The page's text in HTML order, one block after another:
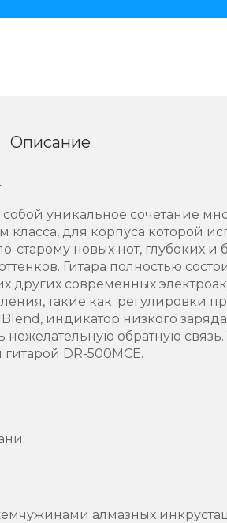
Описание
уникальное сочетание
для корпуса которой
старому новых нот, глубоких и
Гитара полностью
других современных
такие как: регулировки
индикатор низкого
обратную
DR-500MCE.
алмазных